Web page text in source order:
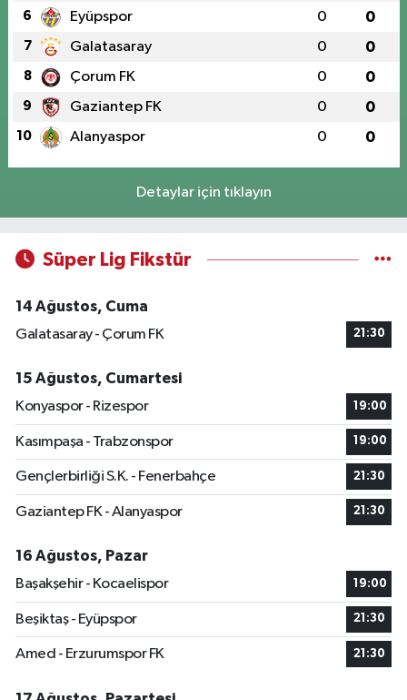
6 Eyüpspor 0 0
7 Galatasaray 0 0
8 Çorum FK 0 0
9 Gaziantep FK 0 0
10 Alanyaspor 0 0
Detaylar için tıklayın
Süper Lig Fikstür
14 Ağustos, Cuma
Galatasaray - Çorum FK
21:30
15 Ağustos, Cumartesi
Konyaspor - Rizespor
19:00
Kasımpaşa - Trabzonspor 19:00
Gençlerbirliği S.K. - Fenerbahçe 21:30
Gaziantep FK - Alanyaspor 21:30
16 Ağustos, Pazar
Başakşehir - Kocaelispor
19:00
Beşiktaş - Eyüpspor 21:30
Amed - Erzurumspor FK 21:30